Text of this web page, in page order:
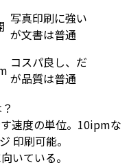
写真印刷に強い
が文書は普通
コスパ良し、だ
が品質は普通
速度の単位。10ipmな
印刷可能。
いている。